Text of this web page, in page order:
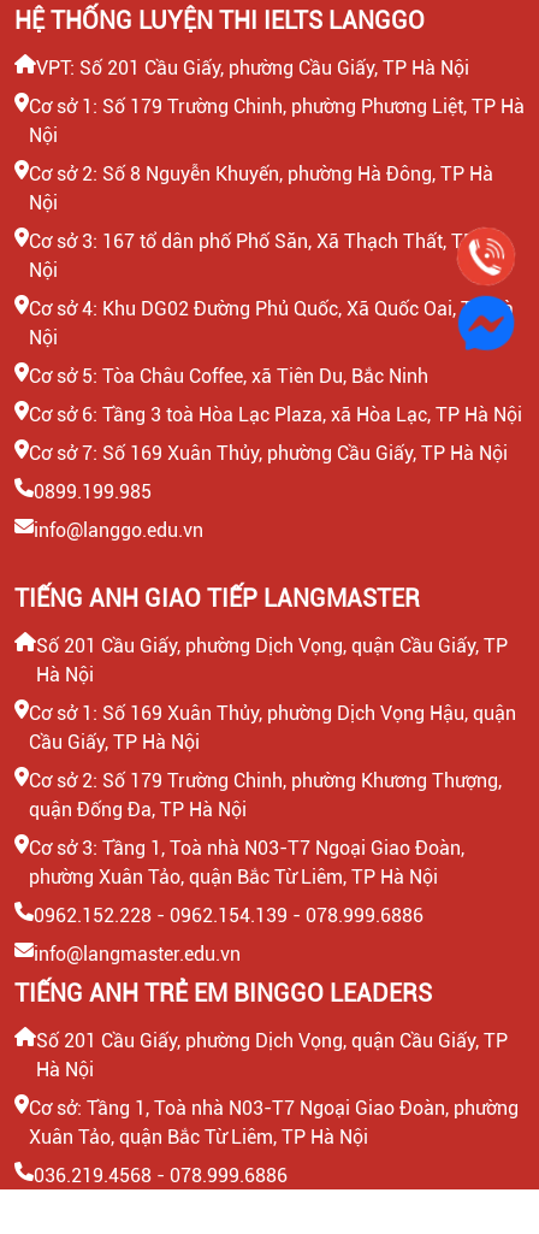
HỆ THỐNG LUYỆN THI IELTS LANGGO
VPT: Số 201 Cầu Giấy, phường Cầu Giấy, TP Hà Nội
Cơ sở 1: Số 179 Trường Chinh, phường Phương Liệt, TP Hà
Nội
Cơ sở 2: Số 8 Nguyễn Khuyến, phường Hà Đông, TP Hà
Nội
Cơ sở 3: 167 tổ dân phố Phố Săn, Xã Thạch Thất, TP Hà
Nội
Cơ sở 4: Khu DG02 Đường Phủ Quốc, Xã Quốc Oai, TP Hà
Nội
Cơ sở 5: Tòa Châu Coffee, xã Tiên Du, Bắc Ninh
Cơ sở 6: Tầng 3 toà Hòa Lạc Plaza, xã Hòa Lạc, TP Hà Nội
Cơ sở 7: Số 169 Xuân Thủy, phường Cầu Giấy, TP Hà Nội
0899.199.985
info@langgo.edu.vn
TIẾNG ANH GIAO TIẾP LANGMASTER
Số 201 Cầu Giấy, phường Dịch Vọng, quận Cầu Giấy, TP
Hà Nội
Cơ sở 1: Số 169 Xuân Thủy, phường Dịch Vọng Hậu, quận
Cầu Giấy, TP Hà Nội
Cơ sở 2: Số 179 Trường Chinh, phường Khương Thượng,
quận Đống Đa, TP Hà Nội
Cơ sở 3: Tầng 1, Toà nhà N03-T7 Ngoại Giao Đoàn,
phường Xuân Tảo, quận Bắc Từ Liêm, TP Hà Nội
0962.152.228 - 0962.154.139 - 078.999.6886
info@langmaster.edu.vn
TIẾNG ANH TRẺ EM BINGGO LEADERS
Số 201 Cầu Giấy, phường Dịch Vọng, quận Cầu Giấy, TP
Hà Nội
Cơ sở: Tầng 1, Toà nhà N03-T7 Ngoại Giao Đoàn, phường
Xuân Tảo, quận Bắc Từ Liêm, TP Hà Nội
036.219.4568 - 078.999.6886